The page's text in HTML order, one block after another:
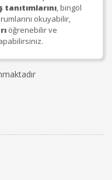
tanıtımlarını, bingöl
okuyabilir,
öğrenebilir ve